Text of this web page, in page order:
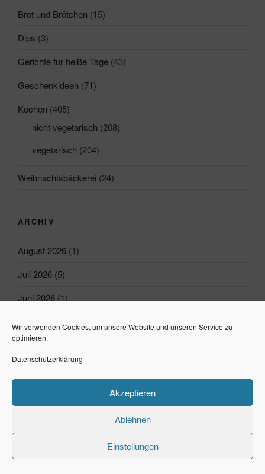
Wir verwenden Cookies, um unsere Website und unseren Service zu
optimieren.
Datenschutzerklärung -
Akzeptieren
Ablehnen
Einstellungen
Brot und Brötchen (15)
Dips (3)
Gerichte für heiße Tage (43)
Geschenkideen (71)
Kochen (405)
nicht vegetarisch (208)
vegetarisch (204)
Weihnachtsbäckerei (24)
ARCHIV
August 2026 (1)
Juli 2026 (5)
Juni 2026(1)
Mai 2026
(1)